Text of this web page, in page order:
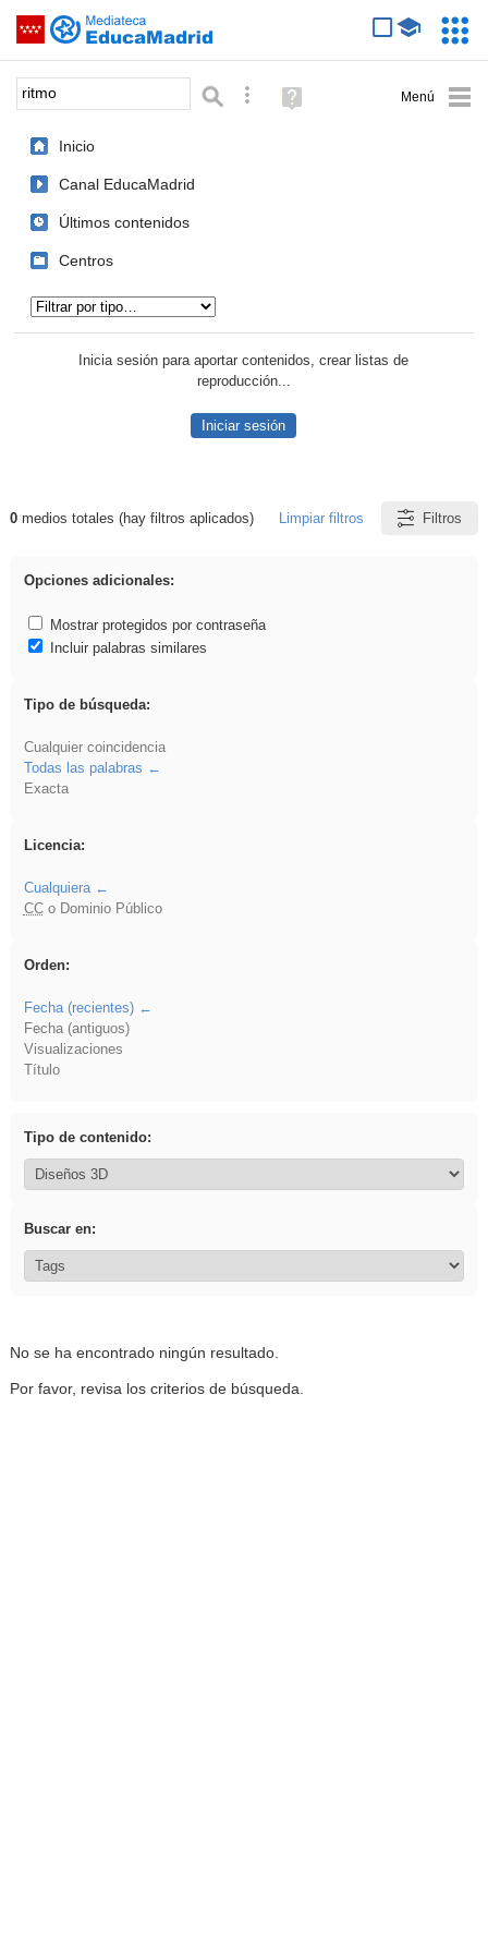
Saltar navegación
Palabra o frase: Búsqueda avanzada
Ayuda
(en
Inicio
Canal EducaMadrid
Últimos contenidos
Centros
Inicia sesión para aportar contenidos, crear listas de
reproducción...
Iniciar sesión
Resultados de: ritmo
0medios totales (hay filtros aplicados) Limpiar filtros Filtros
Opciones adicionales:
Mostrar protegidos por contraseña
Incluir palabras similares
Tipo de búsqueda:
Cualquier coincidencia
Todas las palabras
Exacta
Licencia:
Cualquiera
CCo Dominio Público
Orden:
Fecha (recientes)
Fecha (antiguos)
Visualizaciones
Título
Tipo de contenido:
Buscar en:
No se ha encontrado ningún resultado.
Por favor, revisa los criterios de búsqueda.